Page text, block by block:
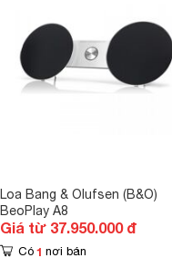
Loa Bang & Olufsen (B&O)
BeoPlay A8
Giá từ 37.950.000 đ
Có 1 nơi bán